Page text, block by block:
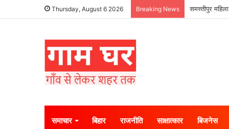
Thursday, August 6 2026 Breaking News समस्तीपुर
समाचार बिहार राजनीति साक्षात्कार बिजनेस